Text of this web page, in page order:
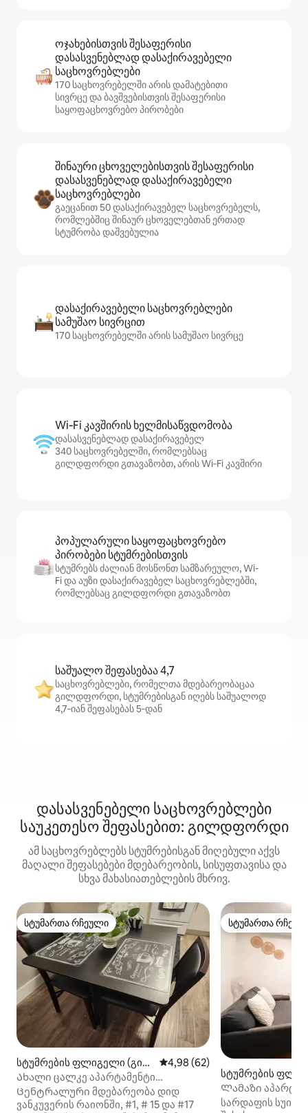
ოჯახებისთვის შესაფერისი
დასასვენებლად დასაქირავებელი
საცხოვრებლები
170 საცხოვრებელში არის დამატებითი
სივრცე და ბავშვებისთვის შესაფერისი
საყოფაცხოვრებო პირობები
შინაური ცხოველებისთვის შესაფერისი
დასასვენებლად დასაქირავებელი
საცხოვრებლები
გაეცანით 50 დასაქირავებელ საცხოვრებელს,
რომლებშიც შინაურ ცხოველებთან ერთად
სტუმრობა დაშვებულია
დასაქირავებელი საცხოვრებლები
სამუშაო სივრცით
170 საცხოვრებელში არის სამუშაო სივრცე
Wi‑Fi კავშირის ხელმისაწვდომობა
დასასვენებლად დასაქირავებელ
340 საცხოვრებელში, რომლებსაც
გილდფორდი გთავაზობთ, არის Wi‑Fi კავშირი
პოპულარული საყოფაცხოვრებო
პირობები სტუმრებისთვის
სტუმრებს ძალიან მოსწონთ სამზარეულო, Wi-
Fi და აუზი დასაქირავებელ საცხოვრებლებში,
რომლებსაც გილდფორდი გთავაზობთ
საშუალო შეფასებაა 4,7
საცხოვრებლები, რომელთა მდებარეობაცაა
გილდფორდი, სტუმრებისგან იღებს საშუალოდ
4,7‑იან შეფასებას 5‑დან
დასასვენებელი საცხოვრებლები
საუკეთესო შეფასებით: გილდფორდი
ამ საცხოვრებლებს სტუმრებისგან მიღებული აქვს
მაღალი შეფასებები მდებარეობის, სისუფთავისა და
სხვა მახასიათებლების მხრივ.
სტუმართა რჩეული
სტუმართა რჩეული
სტუმრების ფლიგელი (გილ
დფორდი)
საშუალო შეფასებაა 5‑დან
4,98 (62)
Ახალი ცალკე აპარტამენტი
პარკინგით-Fraser Heights, GVA
Ცენტრალური მდებარეობა დიდ
ვანკუვერის რაიონში, #1, # 15 და #17
სტუმართა
სტუმართა
სტუმრების
ლდფორდი)
Ლამაზი
სარდაფის სუიტა